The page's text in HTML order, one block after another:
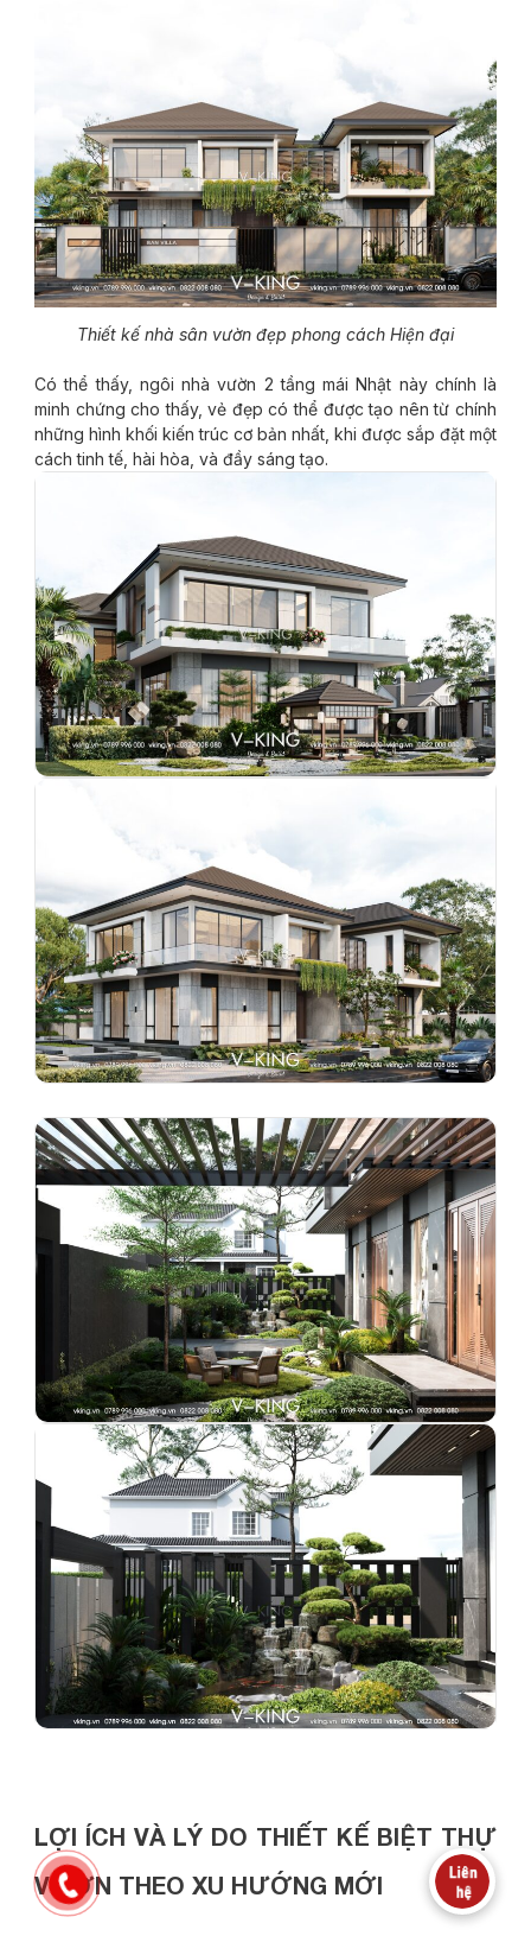
Thiết kế nhà sân vườn đẹp phong cách Hiện đại
Có thể thấy, ngôi nhà vườn 2 tầng mái Nhật này chính là
minh chứng cho thấy, vẻ đẹp có thể được tạo nên từ chính
những hình khối kiến trúc cơ bản nhất, khi được sắp đặt một
cách tinh tế, hài hòa, và đầy sáng tạo.
LỢI ÍCH VÀ LÝ DO THIẾT KẾ BIỆT THỰ
VƯỜN THEO XU HƯỚNG MỚI